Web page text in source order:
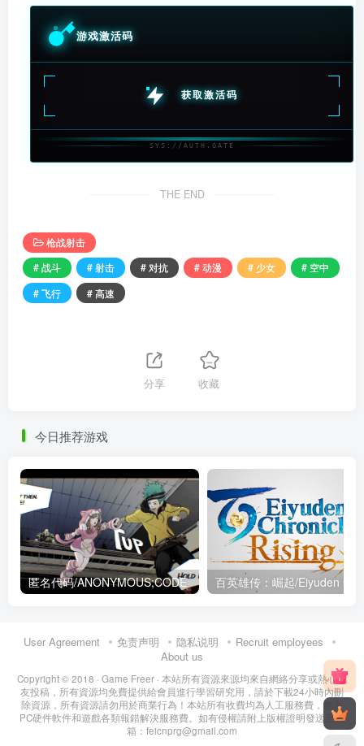
游戏激活码
获取激活码
SYS://AUTH.GATE
THE END
枪战射击
# 战斗
# 射击 # 对抗 # 动漫 # 少女
# 空中
# 飞行
# 高速
分享 收藏
今日推荐游戏
匿名代码/ANONYMOUS;CODE
User Agreement 免责声明 隐私说明
Recruit employees
About us
Copyright © 2018 · Game Freer · 本站所有資源來源均來自網絡分享或熱心網
友投稿，所有資源均免費提供給會員進行學習研究用，請於下載24小時內刪
除資源，所有資源請勿用於商業行為！本站所有收費均為人工服務費，包含
PC硬件軟件和遊戲各類報錯解決服務費。如有侵權請附上版權證明發送至郵
箱：feicnprg@gmail.com